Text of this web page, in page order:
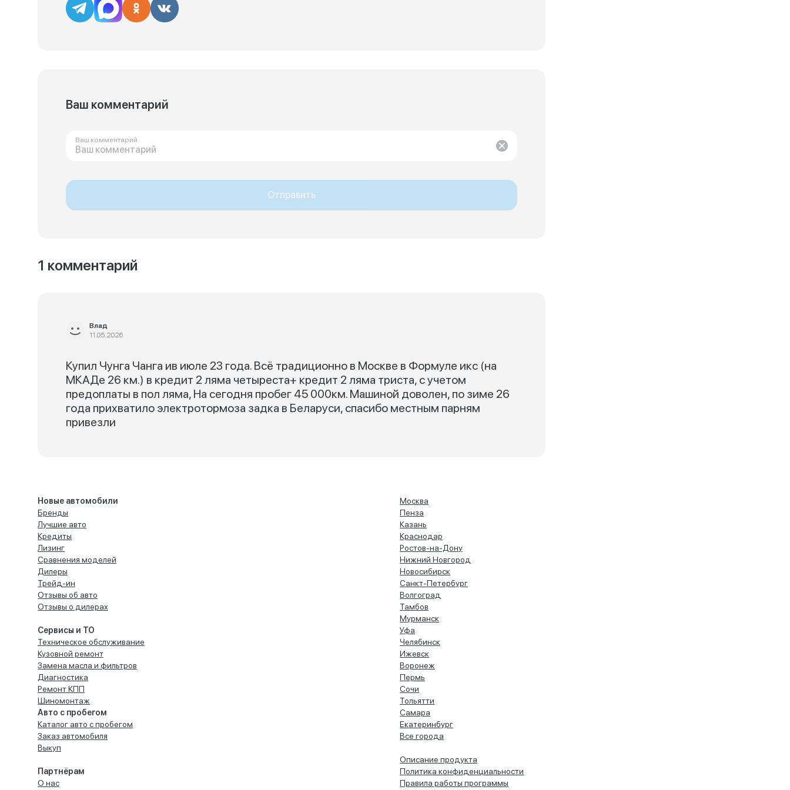
Ваш комментарий
Ваш комментарий
Отправить
1 комментарий
Влад
11.05.2026
Купил Чунга Чанга ив июле 23 года. Всё традиционно в Москве в Формуле икс (на
МКАДе 26 км.) в кредит 2 ляма четыреста+ кредит 2 ляма триста, с учетом
предоплаты в пол ляма, На сегодня пробег 45 000км. Машиной доволен, по зиме 26
года прихватило электротормоза задка в Беларуси, спасибо местным парням
привезли
Новые автомобили
Бренды
Лучшие авто
Кредиты
Лизинг
Сравнения моделей
Дилеры
Трейд-ин
Отзывы об авто
Отзывы о дилерах
Сервисы и ТО
Техническое обслуживание
Кузовной ремонт
Замена масла и фильтров
Диагностика
Ремонт КПП
Шиномонтаж
Авто с пробегом
Каталог авто с пробегом
Заказ автомобиля
Выкуп
Партнёрам
О нас
Москва
Пенза
Казань
Краснодар
Ростов-на-Дону
Нижний Новгород
Новосибирск
Санкт-Петербург
Волгоград
Тамбов
Мурманск
Уфа
Челябинск
Ижевск
Воронеж
Пермь
Сочи
Тольятти
Самара
Екатеринбург
Все города
Описание продукта
Политика конфиденциальности
Правила работы программы